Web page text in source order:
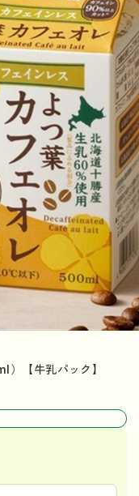
）【牛乳パック】